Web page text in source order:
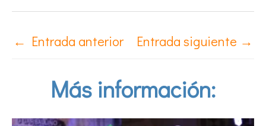
← Entrada anterior Entrada siguiente →
Más información: